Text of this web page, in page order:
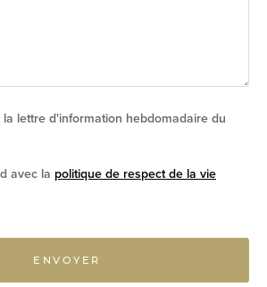
lettre d'information hebdomadaire du
avec la politique de respect de la vie
ENVOYER